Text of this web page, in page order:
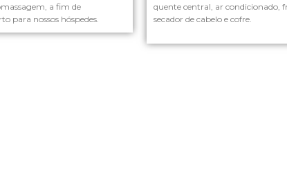
a fim de
para nossos hóspedes.
quente central, ar condicionado,
secador de cabelo e cofre.